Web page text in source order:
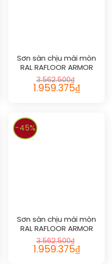
Sơn sàn chịu mài mòn
RAL RAFLOOR ARMOR
2008
3.562.500₫
1.959.375₫
-45%
Sơn sàn chịu mài mòn
RAL RAFLOOR ARMOR
2010
3.562.500₫
1.959.375₫